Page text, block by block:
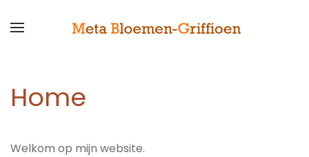
Home
Welkom op mijn website.